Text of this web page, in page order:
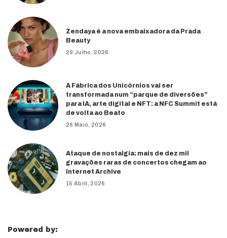
Zendaya é a nova embaixadora da Prada
Beauty
29 Julho, 2026
A Fábrica dos Unicórnios vai ser
transformada num “parque de diversões”
para IA, arte digital e NFT: a NFC Summit está
de volta ao Beato
26 Maio, 2026
Ataque de nostalgia: mais de dez mil
gravações raras de concertos chegam ao
Internet Archive
15 Abril, 2026
Powered by: